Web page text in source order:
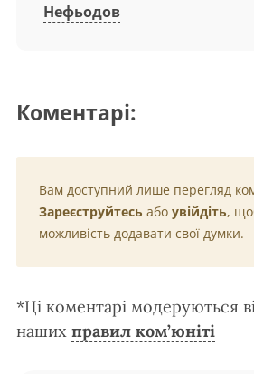
Нефьодов
Коментарі:
Вам доступний лише перегляд
Зареєструйтесь або увійдіть,
можливість додавати свої думки.
*Ці коментарі модеруються
наших правил ком’юніті